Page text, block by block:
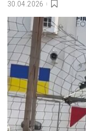
30.04.2026